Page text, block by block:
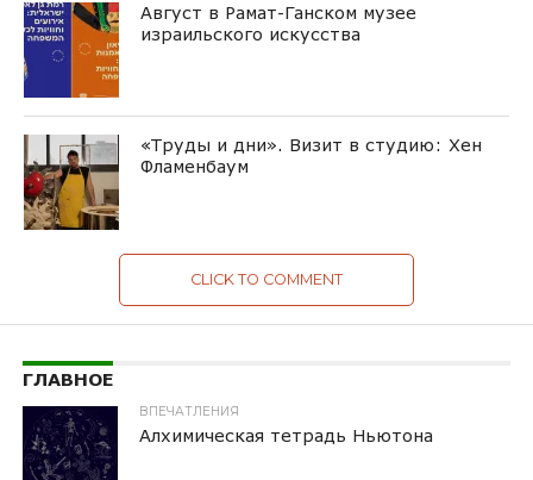
Август в Рамат-Ганском музее
израильского искусства
«Труды и дни». Визит в студию: Хен
Фламенбаум
CLICK TO COMMENT
ГЛАВНОЕ
ВПЕЧАТЛЕНИЯ
Алхимическая тетрадь Ньютона